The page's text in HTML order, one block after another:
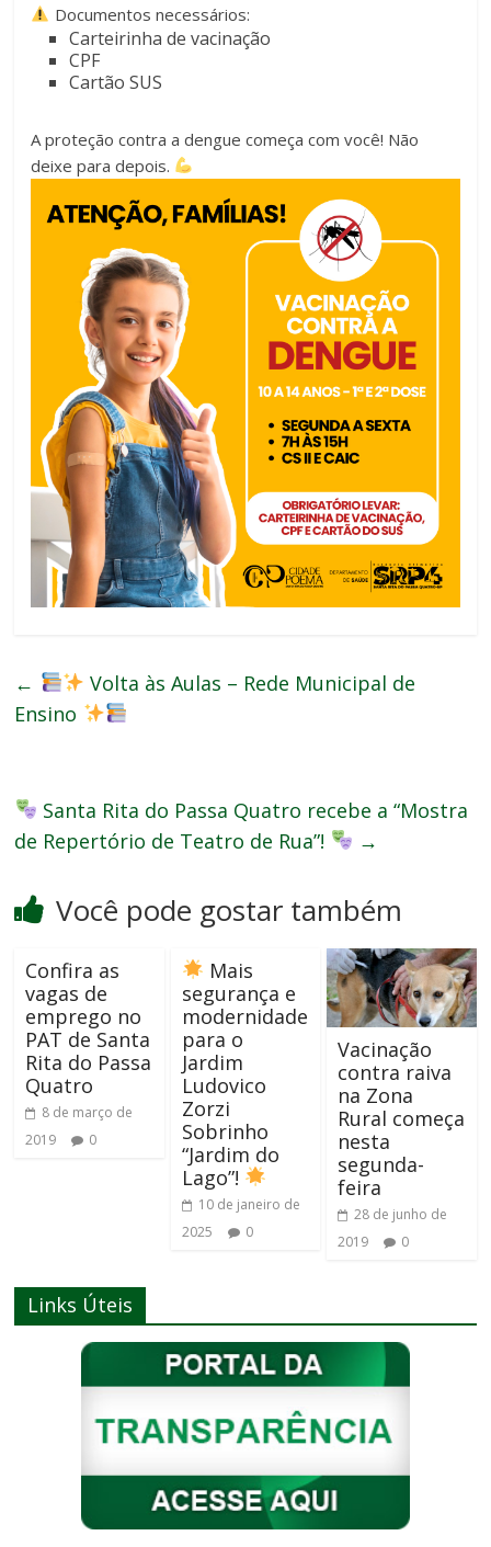
Documentos necessários:
Carteirinha de vacinação
CPF
Cartão SUS
A proteção contra a dengue começa com você! Não
deixe para depois.
←
Volta às Aulas – Rede Municipal de
Ensino
Santa Rita do Passa Quatro recebe a “Mostra
de Repertório de Teatro de Rua”!
→
Você pode gostar também
Confira as
vagas de
emprego no
PAT de Santa
Rita do Passa
Quatro
8 de março de
2019
0
Mais
segurança e
modernidade
para o
Jardim
Ludovico
Zorzi
Sobrinho
“Jardim do
Lago”!
10 de janeiro de
2025
0
Vacinação
contra raiva
na Zona
Rural começa
nesta
segunda-
feira
28 de junho de
2019
0
Links Úteis